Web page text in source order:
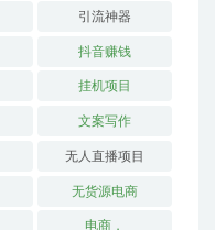
引流神器
抖音赚钱
挂机项目
文案写作
无人直播项目
无货源电商
电商，